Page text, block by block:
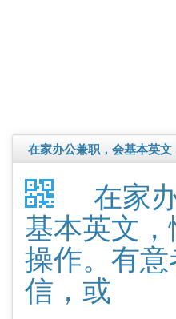
在家办公兼职，会基本英
在家
基本英文
操作。有
信，或